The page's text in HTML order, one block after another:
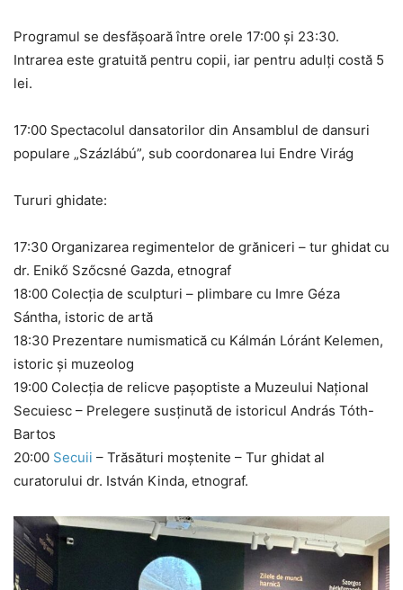
Programul se desfășoară între orele 17:00 și 23:30.
Intrarea este gratuită pentru copii, iar pentru adulți costă 5
lei.
17:00 Spectacolul dansatorilor din Ansamblul de dansuri
populare „Százlábú”, sub coordonarea lui Endre Virág
Tururi ghidate:
17:30 Organizarea regimentelor de grăniceri – tur ghidat cu
dr. Enikő Szőcsné Gazda, etnograf
​18:00 Colecția de sculpturi – plimbare cu Imre Géza
Sántha, istoric de artă
​18:30 Prezentare numismatică cu Kálmán Lóránt Kelemen,
istoric și muzeolog
​19:00 Colecția de relicve pașoptiste a Muzeului Național
Secuiesc – Prelegere susținută de istoricul András Tóth-
Bartos
​20:00 Secuii – Trăsături moștenite – Tur ghidat al
curatorului dr. István Kinda, etnograf.